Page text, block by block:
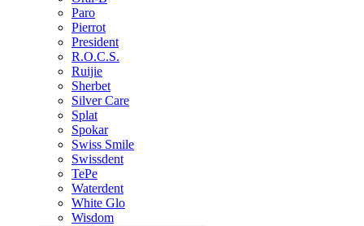
Paro
Pierrot
President
R.O.C.S.
Ruijie
Sherbet
Silver Care
Splat
Spokar
Swiss Smile
Swissdent
TePe
Waterdent
White Glo
Wisdom